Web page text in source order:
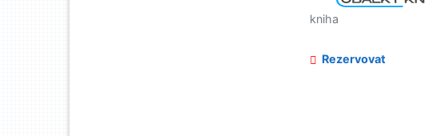
kniha
Rezervovat